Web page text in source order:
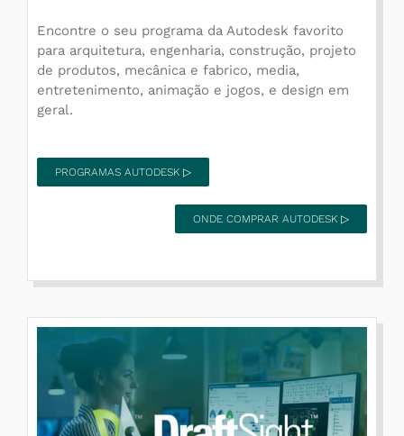
Encontre o seu programa da Autodesk favorito
para arquitetura, engenharia, construção, projeto
de produtos, mecânica e fabrico, media,
entretenimento, animação e jogos, e design em
geral.
PROGRAMAS AUTODESK ▷
ONDE COMPRAR AUTODESK ▷